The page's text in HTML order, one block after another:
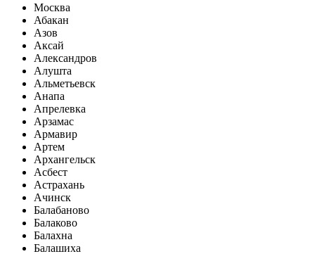
Москва
Абакан
Азов
Аксай
Александров
Алушта
Альметьевск
Анапа
Апрелевка
Арзамас
Армавир
Артем
Архангельск
Асбест
Астрахань
Ачинск
Балабаново
Балаково
Балахна
Балашиха